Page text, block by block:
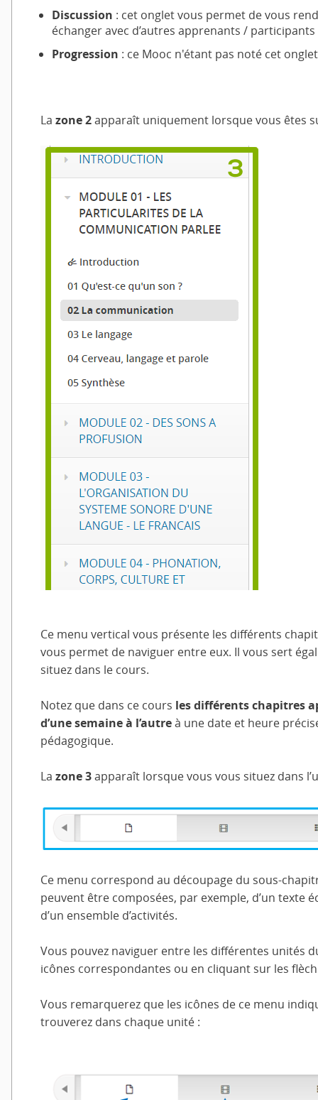
Discussion : cet onglet vous permet de vous
échanger avec d’autres apprenants /
Progression : ce Mooc n'étant pas noté cet
La zone 2apparaît uniquement lorsque vous êtes
Ce menu vertical vous présente les différents
vous permet de naviguer entre eux. Il vous sert
situez dans le cours.
Notez que dans ce cours les différents chapitres
d’une semaine à l’autreà une date et heure
pédagogique.
La zone 3apparaît lorsque vous vous situez dans
Ce menu correspond au découpage du sous-
peuvent être composées, par exemple, d’un texte
d’un ensemble d’activités.
Vous pouvez naviguer entre les différentes unités
icônes correspondantes ou en cliquant sur les
Vous remarquerez que les icônes de ce menu
trouverez dans chaque unité :